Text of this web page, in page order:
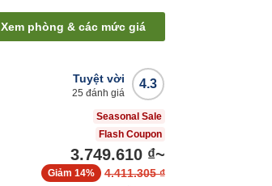
Xem phòng & các mức giá
4.3
Tuyệt vời
25 đánh giá
Seasonal Sale
Flash Coupon
3.749.610 ₫~
4.411.305 ₫
Giảm 14%